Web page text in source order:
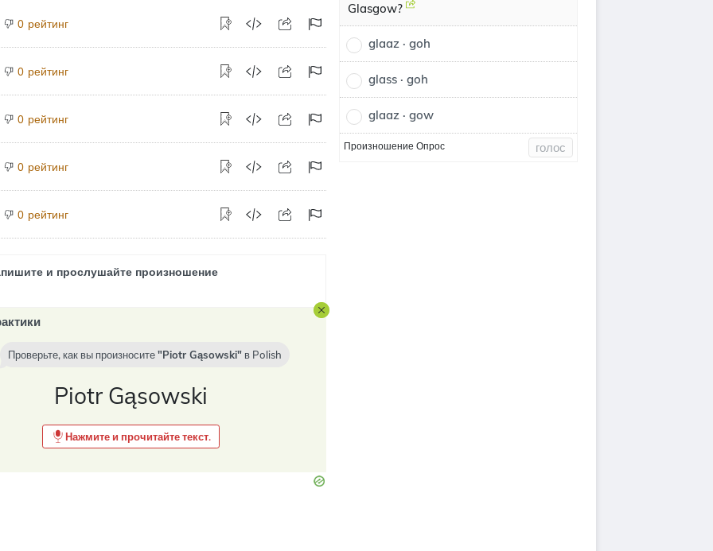
0 рейтинг
0 рейтинг
0 рейтинг
0 рейтинг
0 рейтинг
и прослушайте произношение
Проверьте, как вы произносите Piotr Gąsowski в Polish
Piotr Gąsowski
Нажмите и прочитайте текст.
Glasgow?
glaaz · goh
glass · goh
glaaz · gow
Произношение Опрос голос